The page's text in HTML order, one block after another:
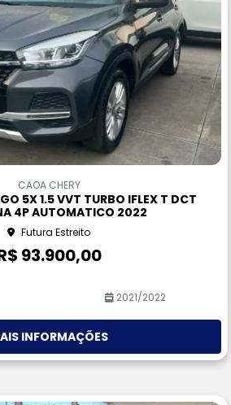
CAOA CHERY
5X 1.5 VVT TURBO IFLEX T DCT
4P AUTOMATICO 2022
Futura Estreito
93.900,00
2021/2022
INFORMAÇÕES